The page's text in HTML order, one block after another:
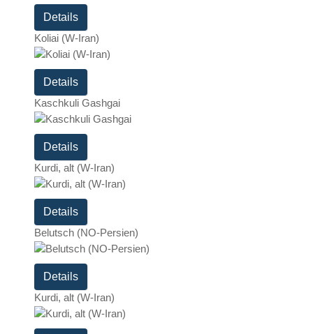
Details
Koliai (W-Iran)
Details
Kaschkuli Gashgai
Details
Kurdi, alt (W-Iran)
Details
Belutsch (NO-Persien)
Details
Kurdi, alt (W-Iran)